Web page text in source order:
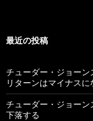
最近の投稿
チューダー・ジョー
リターンはマイナスに
チューダー・ジョー
下落する